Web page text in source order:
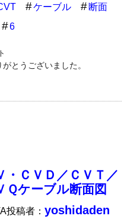
ケーブル
断面
6
とうございました。
・ＣＶＤ／ＣＶＴ／
Ｑケーブル断面図
投稿者：yoshidaden